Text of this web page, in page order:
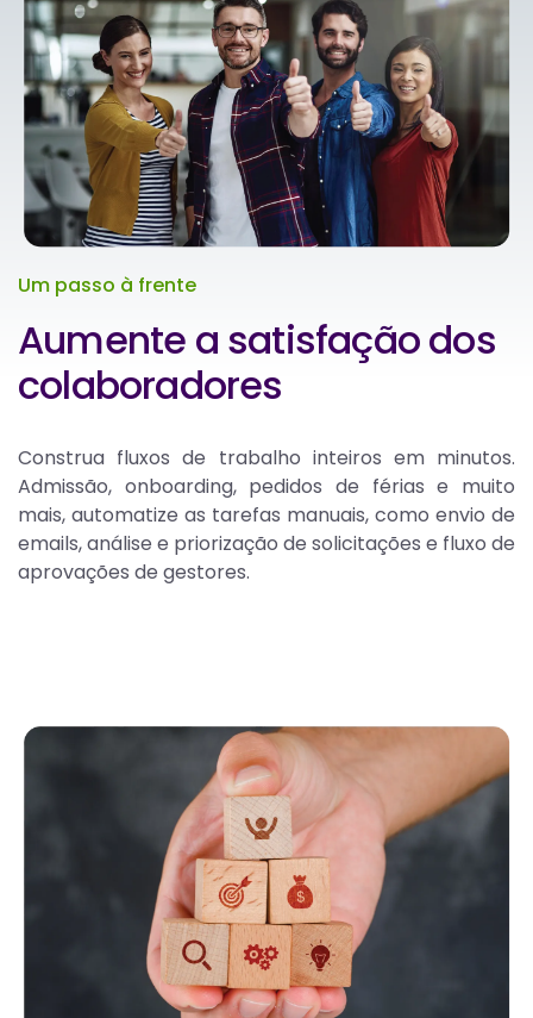
Um passo à frente
Aumente a satisfação dos
colaboradores
Construa fluxos de trabalho inteiros em minutos.
Admissão, onboarding, pedidos de férias e muito
mais, automatize as tarefas manuais, como envio de
emails, análise e priorização de solicitações e fluxo de
aprovações de gestores.